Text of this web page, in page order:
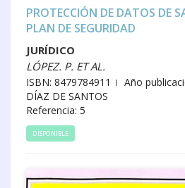
PROTECCIÓN DE DATOS DE
PLAN DE SEGURIDAD
JURÍDICO
LÓPEZ. P. ET AL.
ISBN: 8479784911
Año
DÍAZ DE SANTOS
Referencia: 5
DISPONIBLE